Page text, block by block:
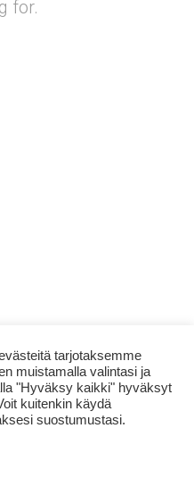
for.
tarjotaksemme
muistamalla valintasi ja
"Hyväksy kaikki" hyväksyt
kuitenkin käydä
suostumustasi.